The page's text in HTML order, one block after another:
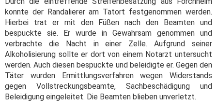
konnte der Randalierer am Tatort festgenommen werden.
Hierbei trat er mit den Füßen nach den Beamten und
bespuckte sie. Er wurde in Gewahrsam genommen und
verbrachte die Nacht in einer Zelle. Aufgrund seiner
Alkoholisierung sollte er dort von einem Notarzt untersucht
werden. Auch diesen bespuckte und beleidigte er. Gegen den
Täter wurden Ermittlungsverfahren wegen Widerstands
gegen Vollstreckungsbeamte, Sachbeschädigung und
Beleidigung eingeleitet. Die Beamten blieben unverletzt.